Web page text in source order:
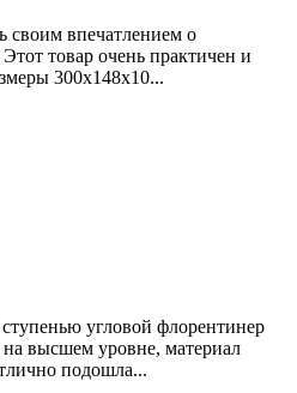
своим впечатлением о
товар очень практичен и
300х148х10...
угловой флорентинер
высшем уровне, материал
подошла...